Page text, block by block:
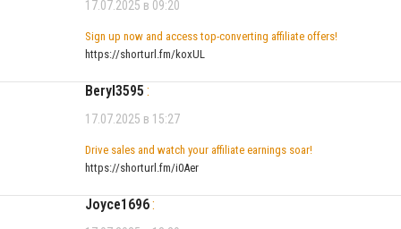
17.07.2025 в 09:20
Sign up now and access top-converting affiliate offers!
https://shorturl.fm/koxUL
Beryl3595 :
17.07.2025 в 15:27
Drive sales and watch your affiliate earnings soar!
https://shorturl.fm/i0Aer
Joyce1696: